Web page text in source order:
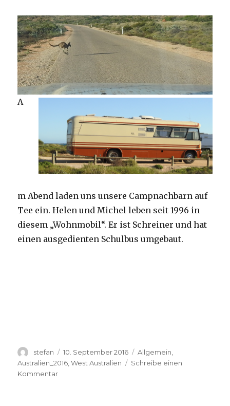
A
m Abend laden uns unsere Campnachbarn auf
Tee ein. Helen und Michel leben seit 1996 in
diesem „Wohnmobil“. Er ist Schreiner und hat
einen ausgedienten Schulbus umgebaut.
Autor
stefan
Veröffentlicht
am
10. September 2016 Kategorien
Allgemein
Australien_2016 ,West Australien
Schreibe einen
Kommentarzu